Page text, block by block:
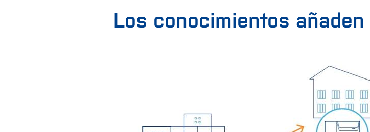
Los conocimientos